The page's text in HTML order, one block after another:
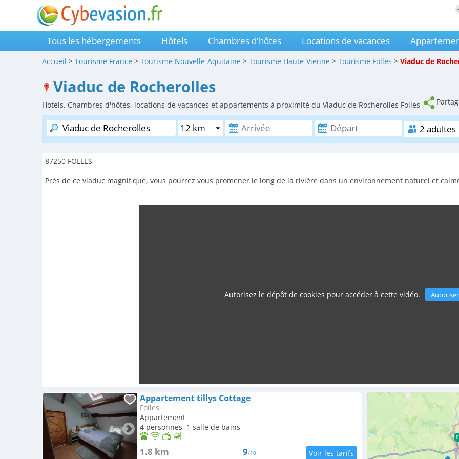
Tous les hébergements Hôtels Chambres d'hôtes Locations de vacances
Accueil > Tourisme France > Tourisme Nouvelle-Aquitaine > Tourisme Haute-Vienne > Tourisme Folles > Viaduc de
Viaduc de Rocherolles
Hotels, Chambres d'hôtes, locations de vacances et appartements à proximité du Viaduc de Rocherolles Folles
87250 FOLLES
Près de ce viaduc magnifique, vous pourrez vous promener le long de la rivière dans un environnement naturel et
Autorisez le dépôt de cookies pour accéder à cette vidéo. Autoriser
Appartement tillys Cottage
Folles
Appartement
4 personnes, 1 salle de bains
1.8 km 9/10